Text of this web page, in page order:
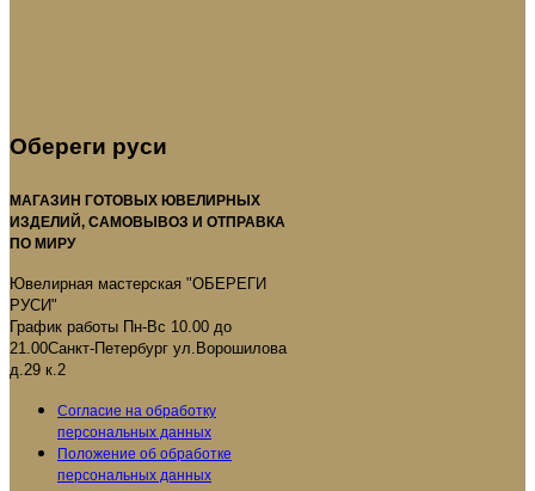
Обереги руси
МАГАЗИН ГОТОВЫХ ЮВЕЛИРНЫХ
ИЗДЕЛИЙ, САМОВЫВОЗ И ОТПРАВКА
ПО МИРУ
Ювелирная мастерская "ОБЕРЕГИ
РУСИ"
График работы Пн-Вс 10.00 до
21.00Санкт-Петербург ул.Ворошилова
д.29 к.2
Согласие на обработку
персональных данных
Положение об обработке
персональных данных